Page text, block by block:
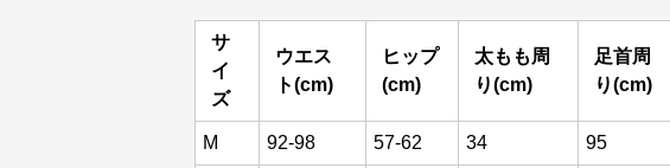
サ
イ
ズ
ウエス
ト(cm)
ヒップ
(cm)
太もも周
り(cm)
足首周
り(cm)
M 92-98 57-62 34 95